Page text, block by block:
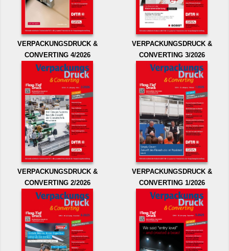
VERPACKUNGSDRUCK &
CONVERTING 4/2026
VERPACKUNGSDRUCK &
CONVERTING 3/2026
VERPACKUNGSDRUCK &
CONVERTING 2/2026
VERPACKUNGSDRUCK &
CONVERTING 1/2026